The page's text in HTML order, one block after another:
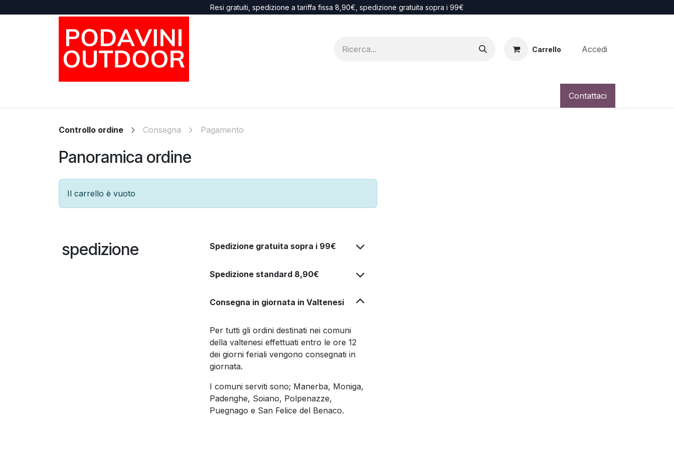
Resi gratuiti, spedizione a tariffa fissa 8,90€, spedizione gratuita sopra i 99€
Carrello Accedi
Contattaci
Controllo ordine Consegna Pagamento
Panoramica ordine
Il carrello è vuoto
spedizione Spedizione gratuita sopra i 99€
Spedizione standard 8,90€
Consegna in giornata in Valtenesi
Per tutti gli ordini destinati nei comuni
della valtenesi effettuati entro le ore 12
dei giorni feriali vengono consegnati in
giornata.
I comuni serviti sono; Manerba, Moniga,
Padenghe, Soiano, Polpenazze,
Puegnago e San Felice del Benaco.